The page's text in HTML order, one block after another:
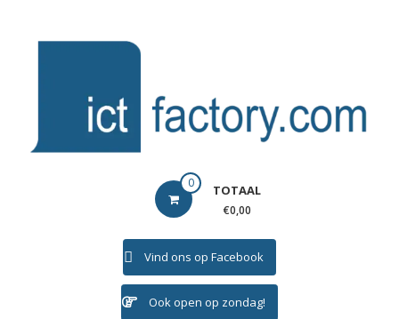
ICTFACTORY 0 TOTAAL
€0,00
Vind ons op Facebook
Ook open op zondag!